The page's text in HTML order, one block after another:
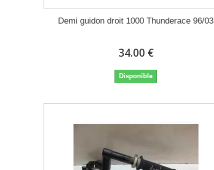
Demi guidon droit 1000 Thunderace 96/03
34.00 €
Disponible